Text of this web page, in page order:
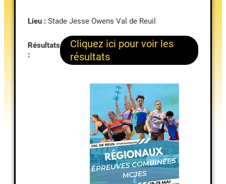
Lieu : Stade Jesse Owens Val de Reuil
Résultats
:
Cliquez ici pour voir les
résultats